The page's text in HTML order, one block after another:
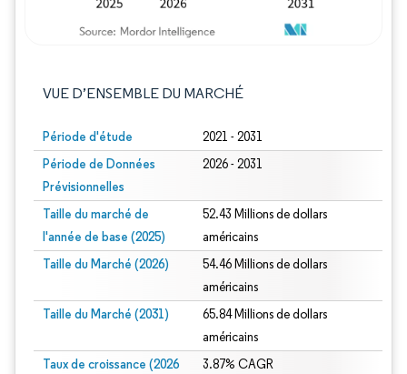
VUE D’ENSEMBLE DU MARCHÉ
Période d'étude 2021 - 2031
Période de Données
Prévisionnelles
2026 - 2031
Taille du marché de
l'année de base (2025)
52.43 Millions de dollars
américains
Taille du Marché (2026)
54.46 Millions de dollars
américains
Taille du Marché (2031)
65.84 Millions de dollars
américains
Taux de croissance (2026
3.87% CAGR